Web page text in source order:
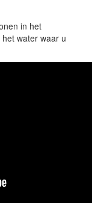
in het
water waar u